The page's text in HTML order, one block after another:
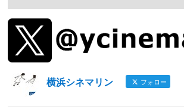
横浜シネマリン フォロー